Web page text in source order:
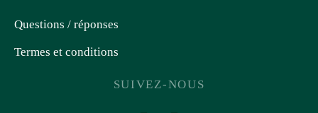
Questions / réponses
Termes et conditions
SUIVEZ-NOUS